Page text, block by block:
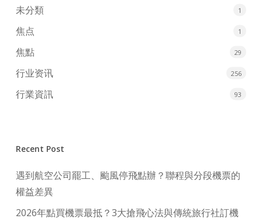
未分類 1
焦点 1
焦點 29
行业资讯 256
行業資訊 93
Recent Post
遇到航空公司罷工、颱風停飛點辦？聯程與分段機票的
權益差異
2026年點買機票最抵？3大搶飛心法與傳統旅行社訂機